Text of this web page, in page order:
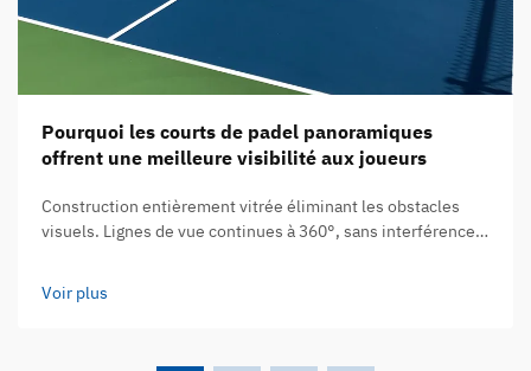
Pourquoi les courts de padel panoramiques
offrent une meilleure visibilité aux joueurs
Construction entièrement vitrée éliminant les obstacles
visuels. Lignes de vue continues à 360°, sans interférence
gênantes et ces structures de soutien encombrantes par
Voir plus